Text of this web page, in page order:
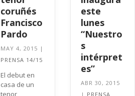
coruñés
Francisco
Pardo
MAY 4, 2015 |
PRENSA 14/15
El debut en
casa de un
tenor
este
lunes
“Nuestro
s
intérpret
es”
ABR 30, 2015
| PRENSA